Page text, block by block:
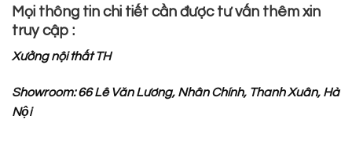
Mọi thông tin chi tiết cần được tư vấn thêm xin
truy cập :
Xưởng nội thất TH
Showroom: 66 Lê Văn Lương, Nhân Chính, Thanh Xuân, Hà
Nội